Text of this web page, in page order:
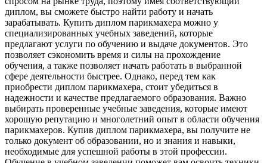
диплом, вы сможете быстро найти работу и начать
зарабатывать. Купить диплом парикмахера можно у
специализированных учебных заведений, которые
предлагают услуги по обучению и выдаче документов. Это
позволяет сэкономить время и силы на прохождение
обучения, а также позволяет начать работать в выбранной
сфере деятельности быстрее. Однако, перед тем как
приобрести диплом парикмахера, стоит убедиться в
надежности и качестве предлагаемого образования. Важно
выбирать проверенные учебные заведения, которые имеют
хорошую репутацию и многолетний опыт в области обучения
парикмахеров. Купив диплом парикмахера, вы получите не
только документ об образовании, но и знания и навыки,
необходимые для успешной работы в этой профессии.